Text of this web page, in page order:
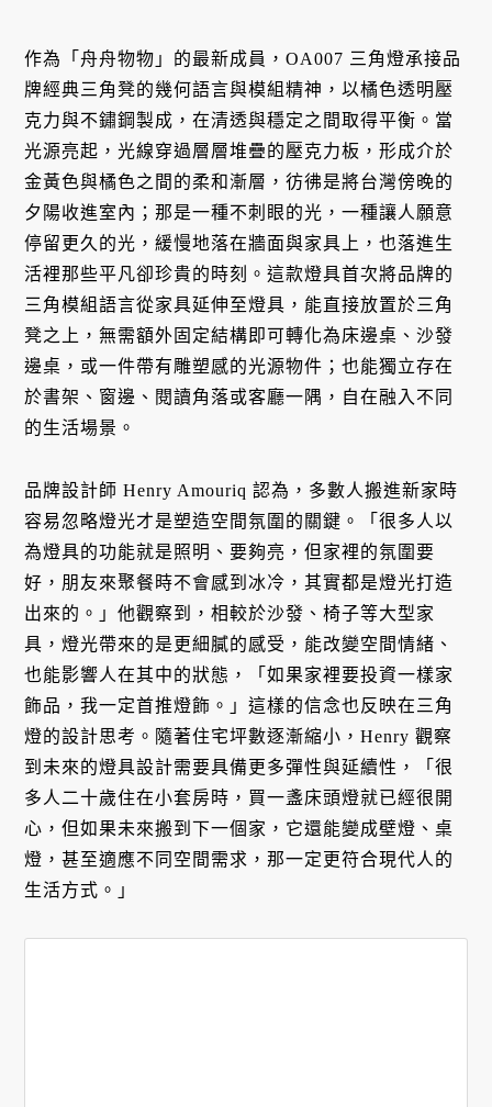
作為「舟舟物物」的最新成員，OA007 三角燈承接品
牌經典三角凳的幾何語言與模組精神，以橘色透明壓
克力與不鏽鋼製成，在清透與穩定之間取得平衡。當
光源亮起，光線穿過層層堆疊的壓克力板，形成介於
金黃色與橘色之間的柔和漸層，彷彿是將台灣傍晚的
夕陽收進室內；那是一種不刺眼的光，一種讓人願意
停留更久的光，緩慢地落在牆面與家具上，也落進生
活裡那些平凡卻珍貴的時刻。這款燈具首次將品牌的
三角模組語言從家具延伸至燈具，能直接放置於三角
凳之上，無需額外固定結構即可轉化為床邊桌、沙發
邊桌，或一件帶有雕塑感的光源物件；也能獨立存在
於書架、窗邊、閱讀角落或客廳一隅，自在融入不同
的生活場景。
品牌設計師 Henry Amouriq 認為，多數人搬進新家時
容易忽略燈光才是塑造空間氛圍的關鍵。「很多人以
為燈具的功能就是照明、要夠亮，但家裡的氛圍要
好，朋友來聚餐時不會感到冰冷，其實都是燈光打造
出來的。」他觀察到，相較於沙發、椅子等大型家
具，燈光帶來的是更細膩的感受，能改變空間情緒、
也能影響人在其中的狀態，「如果家裡要投資一樣家
飾品，我一定首推燈飾。」這樣的信念也反映在三角
燈的設計思考。隨著住宅坪數逐漸縮小，Henry 觀察
到未來的燈具設計需要具備更多彈性與延續性，「很
多人二十歲住在小套房時，買一盞床頭燈就已經很開
心，但如果未來搬到下一個家，它還能變成壁燈、桌
燈，甚至適應不同空間需求，那一定更符合現代人的
生活方式。」